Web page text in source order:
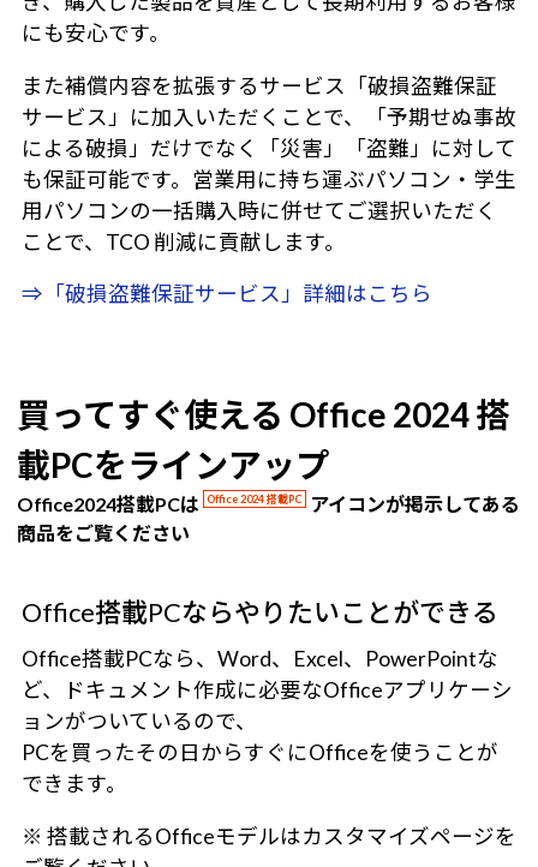
にも安心です。
また補償内容を拡張するサービス「破損盗難保証
サービス」に加入いただくことで、「予期せぬ事故
による破損」だけでなく「災害」「盗難」に対して
も保証可能です。営業用に持ち運ぶパソコン・学生
用パソコンの一括購入時に併せてご選択いただく
ことで、TCO 削減に貢献します。
⇒「破損盗難保証サービス」詳細はこちら
買ってすぐ使える Office 2024 搭
載PCをラインアップ
Office2024搭載PCは Office 2024 搭載PC
アイコンが掲示してある
商品をご覧ください
Office搭載PCならやりたいことができる
Office搭載PCなら、Word、Excel、PowerPointな
ど、ドキュメント作成に必要なOfficeアプリケーシ
ョンがついているので、
PCを買ったその日からすぐにOfficeを使うことが
できます。
※ 搭載されるOfficeモデルはカスタマイズページを